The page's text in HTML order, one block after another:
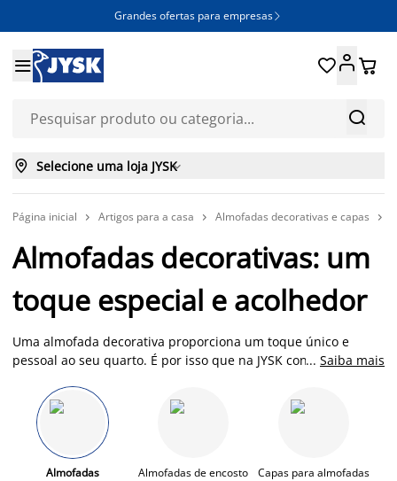
Grandes ofertas para empresas 


 
 Selecione uma loja JYSK
Página inicial  Artigos para a casa  Almofadas decorativas e capas 
Almofadas decorativas: um
toque especial e acolhedor
Uma almofada decorativa proporciona um toque único e
pessoal ao seu quarto. É por isso que na JYSK contamos com
variedade de tons, padrões e formatos que dão vida ao seu
... Saiba mais
Almofadas Almofadas de encosto Capas para almofadas